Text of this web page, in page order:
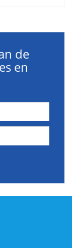
de
en